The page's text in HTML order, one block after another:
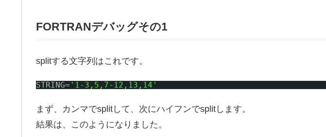
FORTRANデバッグその1
splitする文字列はこれです。
STRING= '1-3,5,7-12,13,14'
まず、カンマでsplitして、次にハイフンでsplitします。
結果は、このようになりました。